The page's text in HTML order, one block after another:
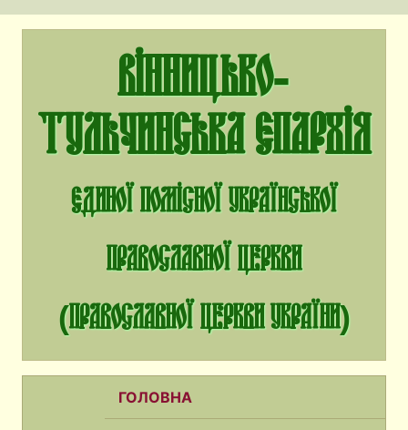
Вінницько-
Тульчинська єпархія
єдиної помісної Української
Православної Церкви
(Православної Церкви України)
ГОЛОВНА